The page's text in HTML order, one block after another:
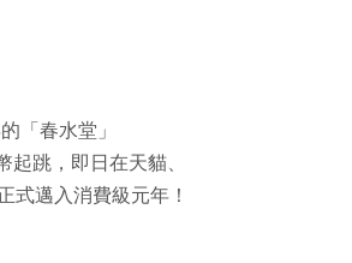
「春水堂」
起跳，即日在天貓、
式邁入消費級元年！